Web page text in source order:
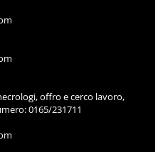
offro e cerco lavoro,
0165/231711